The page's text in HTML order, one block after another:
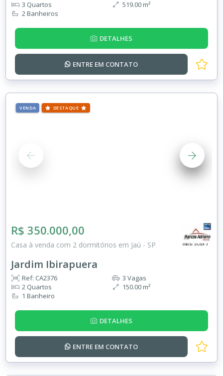
3 Quartos
2 Banheiros
519.00 m²
DETALHES
ENTRE EM CONTATO
VENDA DESTAQUE
R$ 350.000,00
Casa à venda com 2 dormitórios em Jaú - SP
Jardim Ibirapuera
Ref: CA2376
2 Quartos
1 Banheiro
3 Vagas
150.00 m²
DETALHES
ENTRE EM CONTATO